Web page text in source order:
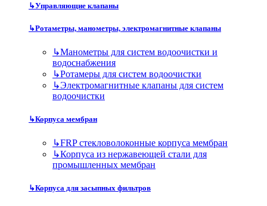
↳Управляющие клапаны
↳Ротаметры, манометры, электромагнитные клапаны
↳Манометры для систем водоочистки и
водоснабжения
↳Ротамеры для систем водоочистки
↳Электромагнитные клапаны для систем
водоочистки
↳Корпуса мембран
↳FRP стекловолоконные корпуса мембран
↳Корпуса из нержавеющей стали для
промышленных мембран
↳Корпуса для засыпных фильтров